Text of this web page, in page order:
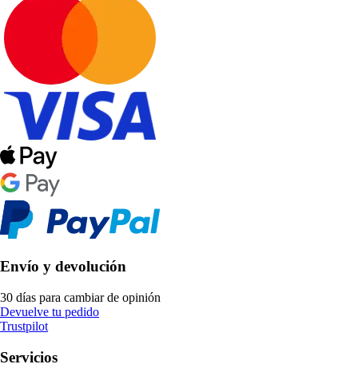
Envío y devolución
30 días para cambiar de opinión
Devuelve tu pedido
Trustpilot
Servicios